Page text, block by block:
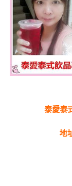
泰愛泰
地